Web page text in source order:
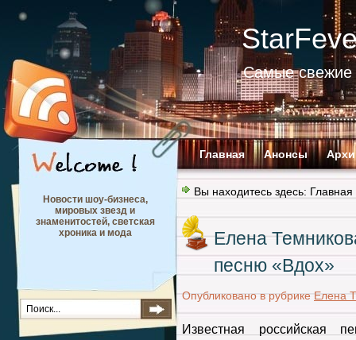
Самые свежие
Главная Анонсы
Новости шоу-бизнеса,
мировых звезд и
знаменитостей, светская
хроника и мода
Вы находитесь здесь: Главная
Елена
песню «Вдох»
Опубликовано в рубрике Елена
Известная российская